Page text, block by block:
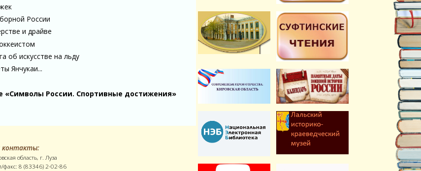
России
и драйве
об искусстве на льду
Янчукаи...
«Символы России. Спортивные достижения»
область, г. Луза
факс: 8 (83346) 2-02-86